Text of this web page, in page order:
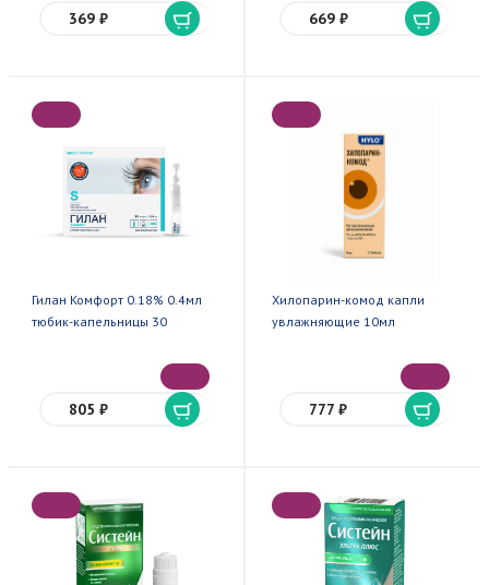
369 ₽ 669 ₽
Гилан Комфорт 0.18% 0.4мл
тюбик-капельницы 30
805 ₽
Хилопарин-комод капли
увлажняющие 10мл
777 ₽